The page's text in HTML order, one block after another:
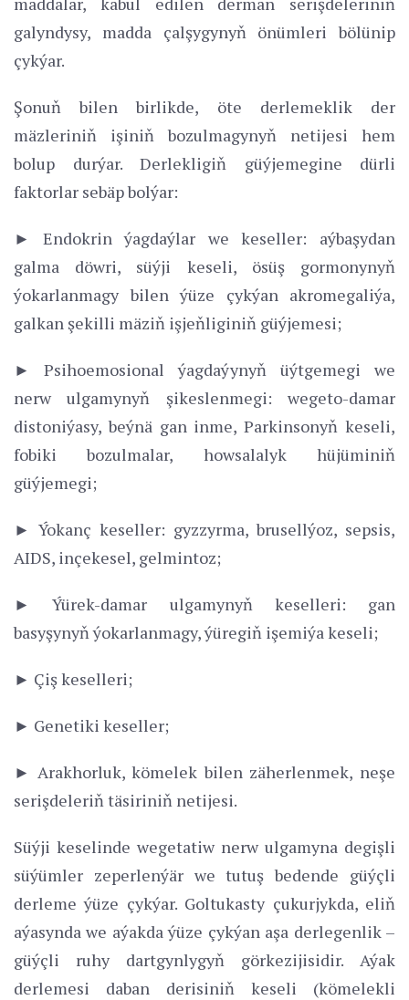
galyndysy, madda çalşygynyň önümleri bölünip
çykýar.
Şonuň bilen birlikde, öte derlemeklik der
mäzleriniň işiniň bozulmagynyň netijesi hem
bolup durýar. Derlekligiň güýjemegine dürli
faktorlar sebäp bolýar:
► Endokrin ýagdaýlar we keseller: aýbaşydan
galma döwri, süýji keseli, ösüş gormonynyň
ýokarlanmagy bilen ýüze çykýan akromegaliýa,
galkan şekilli mäziň işjeňliginiň güýjemesi;
► Psihoemosional ýagdaýynyň üýtgemegi we
nerw ulgamynyň şikeslenmegi: wegeto-damar
distoniýasy, beýnä gan inme, Parkinsonyň keseli,
fobiki bozulmalar, howsalalyk hüjüminiň
güýjemegi;
► Ýokanç keseller: gyzzyrma, brusellýoz, sepsis,
AIDS, inçekesel, gelmintoz;
► Ýürek-damar ulgamynyň keselleri: gan
basyşynyň ýokarlanmagy, ýüregiň işemiýa keseli;
► Çiş keselleri;
► Genetiki keseller;
► Arakhorluk, kömelek bilen zäherlenmek, neşe
serişdeleriň täsiriniň netijesi.
Süýji keselinde wegetatiw nerw ulgamyna degişli
süýümler zeperlenýär we tutuş bedende güýçli
derleme ýüze çykýar. Goltukasty çukurjykda, eliň
aýasynda we aýakda ýüze çykýan aşa derlegenlik –
güýçli ruhy dartgynlygyň görkezijisidir. Aýak
derlemesi daban derisiniň keseli (kömelekli